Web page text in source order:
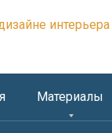
Материалы